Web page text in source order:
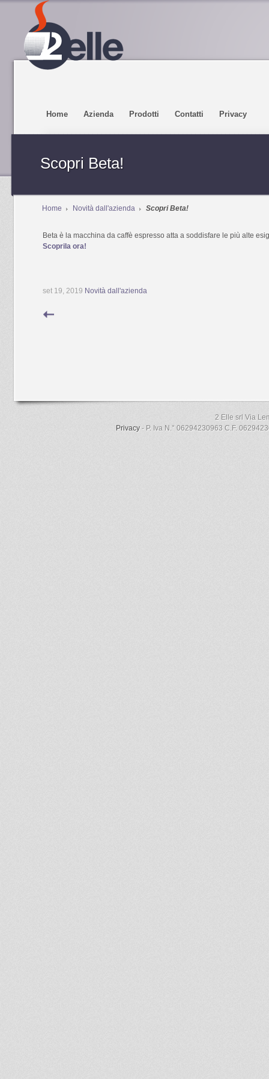
Home Azienda Prodotti Contatti Privacy
Scopri Beta!
Home Novità dall'azienda Scopri Beta!
Beta è la macchina da caffè espresso atta a soddisfare le più alte
Scoprila ora!
set 19, 2019 Novità dall'azienda
2 Elle srl Via
Privacy - P. Iva N.° 06294230963 C.F.